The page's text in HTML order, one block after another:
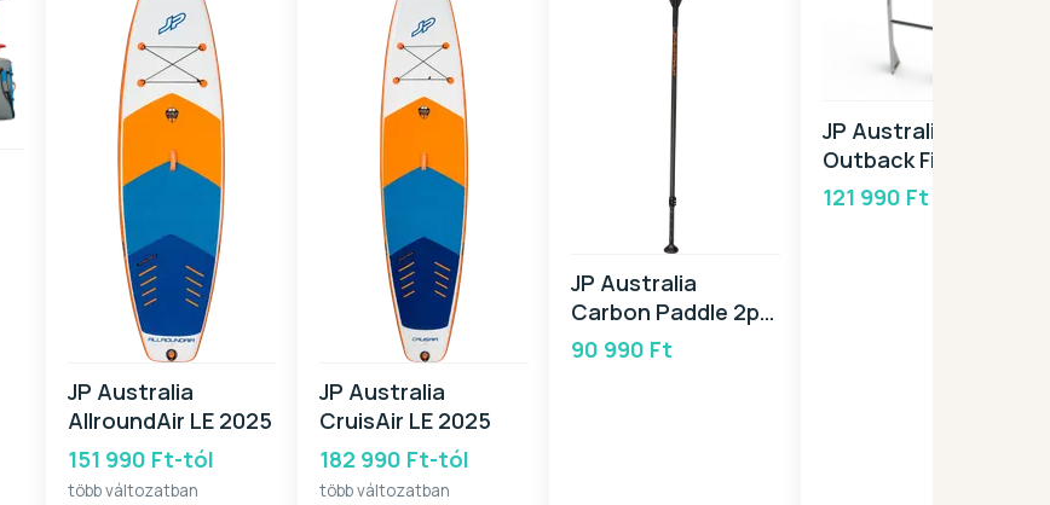
JP Australia
AllroundAir LE 2025
151 990 Ft-tól
több változatban
JP Australia
CruisAir LE 2025
182 990 Ft-tól
több változatban
JP Australia
Carbon Paddle 2pc
2025
90 990 Ft
JP Australia SUP
Outback Fishing
Rack 2025
121 990 Ft